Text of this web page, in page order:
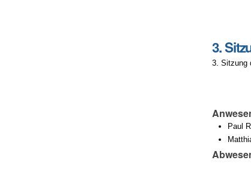
3.
3. Sitzung
Paul